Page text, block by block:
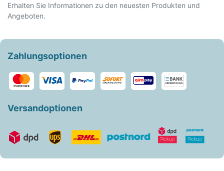
Erhalten Sie Informationen zu den neuesten Produkten und
Angeboten.
Zahlungsoptionen
Versandoptionen